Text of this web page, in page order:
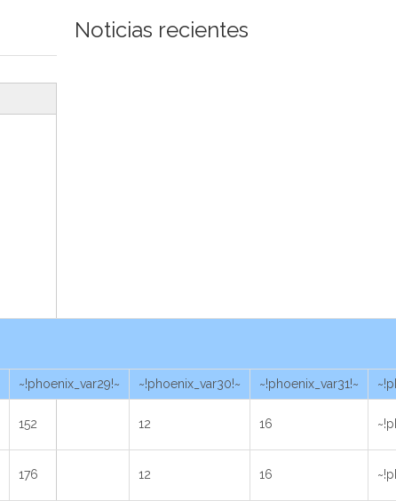
~!phoenix_var29!~ ~!phoenix_var30!~ ~!phoenix_var31!~
152 12 16
176 12 16
Noticias recientes